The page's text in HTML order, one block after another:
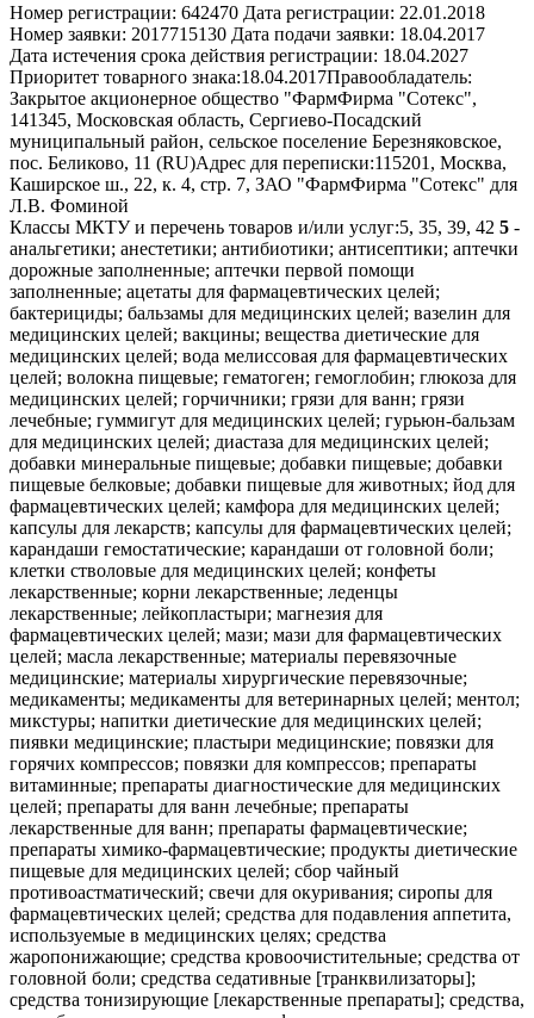
Номер регистрации: 642470 Дата регистрации: 22.01.2018
Номер заявки: 2017715130 Дата подачи заявки: 18.04.2017
Дата истечения срока действия регистрации: 18.04.2027
Приоритет товарного знака:18.04.2017Правообладатель:
Закрытое акционерное общество "ФармФирма "Сотекс",
141345, Московская область, Сергиево-Посадский
муниципальный район, сельское поселение Березняковское,
пос. Беликово, 11 (RU)Адрес для переписки:115201, Москва,
Каширское ш., 22, к. 4, стр. 7, ЗАО "ФармФирма "Сотекс" для
Л.В. Фоминой
Классы МКТУ и перечень товаров и/или услуг:5, 35, 39, 42 5 -
анальгетики; анестетики; антибиотики; антисептики; аптечки
дорожные заполненные; аптечки первой помощи
заполненные; ацетаты для фармацевтических целей;
бактерициды; бальзамы для медицинских целей; вазелин для
медицинских целей; вакцины; вещества диетические для
медицинских целей; вода мелиссовая для фармацевтических
целей; волокна пищевые; гематоген; гемоглобин; глюкоза для
медицинских целей; горчичники; грязи для ванн; грязи
лечебные; гуммигут для медицинских целей; гурьюн-бальзам
для медицинских целей; диастаза для медицинских целей;
добавки минеральные пищевые; добавки пищевые; добавки
пищевые белковые; добавки пищевые для животных; йод для
фармацевтических целей; камфора для медицинских целей;
капсулы для лекарств; капсулы для фармацевтических целей;
карандаши гемостатические; карандаши от головной боли;
клетки стволовые для медицинских целей; конфеты
лекарственные; корни лекарственные; леденцы
лекарственные; лейкопластыри; магнезия для
фармацевтических целей; мази; мази для фармацевтических
целей; масла лекарственные; материалы перевязочные
медицинские; материалы хирургические перевязочные;
медикаменты; медикаменты для ветеринарных целей; ментол;
микстуры; напитки диетические для медицинских целей;
пиявки медицинские; пластыри медицинские; повязки для
горячих компрессов; повязки для компрессов; препараты
витаминные; препараты диагностические для медицинских
целей; препараты для ванн лечебные; препараты
лекарственные для ванн; препараты фармацевтические;
препараты химико-фармацевтические; продукты диетические
пищевые для медицинских целей; сбор чайный
противоастматический; свечи для окуривания; сиропы для
фармацевтических целей; средства для подавления аппетита,
используемые в медицинских целях; средства
жаропонижающие; средства кровоочистительные; средства от
головной боли; средства седативные [транквилизаторы];
средства тонизирующие [лекарственные препараты]; средства,